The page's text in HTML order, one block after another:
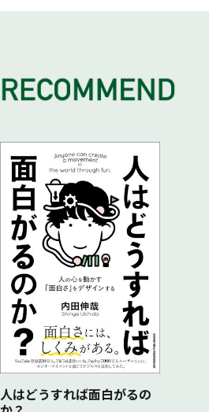
人はどうすれば面白がるの